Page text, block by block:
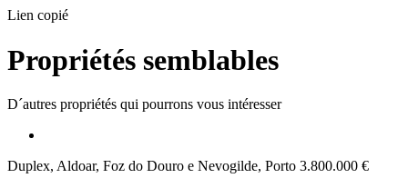
Lien copié
Propriétés semblables
D´autres propriétés qui pourrons vous intéresser
Duplex, Aldoar, Foz do Douro e Nevogilde, Porto 3.800.000 €